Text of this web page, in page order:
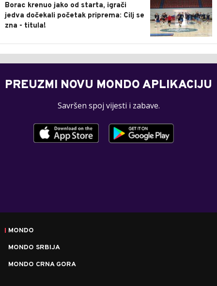
Borac krenuo jako od starta, igrači
jedva dočekali početak priprema: Cilj se
zna - titula!
PREUZMI NOVU MONDO APLIKACIJU
Savršen spoj vijesti i zabave.
MONDO
MONDO SRBIJA
MONDO CRNA GORA